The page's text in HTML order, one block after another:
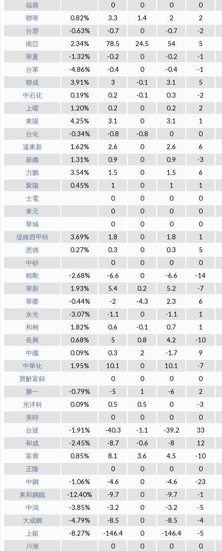
福壽 0 0 0
0
聯華
0.82% 3.3 1.4 2
2
台塑
-0.63% -0.7 0 -0.7
-2
南亞
2.34% 78.5 24.5 54
5
華夏
-1.32% -0.2 0 -0.2
-1
台苯
-4.86% -0.4 0 -0.4
-1
聯成
3.91% 3 -0.1 3.1
5
中石化
0.19% 0.2 -0.1 0.3
-2
上曜
1.20% 0.2 0 0.2
2
東陽
4.25% 3.1 0 3.1
1
台化
-0.34% -0.8 -0.8 0
0
遠東新
1.62% 2.6 0 2.6
6
新纖
1.31% 0.9 0 0.9
-3
力鵬
3.54% 1.5 0 1.5
6
聚陽
0.45% 1 0 1
1
士電
0 0 0
0
東元
0 0 0
0
華城
0 0 0
0
堤維西甲特
3.69% 1.8 0 1.8
1
恩德
0.27% 0.3 0 0.3
5
中砂
0 0 0
0
精剛
-2.68% -6.6 0 -6.6
-14
華新
1.93% 5.4 0.2 5.2
-7
華榮
-0.44% -2 -4.3 2.3
6
永光
-3.07% -1.1 0 -1.1
1
和桐
1.82% 0.6 -0.1 0.7
1
長興
0.68% 5 0.8 4.2
-10
中纖
0.09% 0.3 2 -1.7
9
中華化
1.95% 10.1 0 10.1
-7
寶齡富錦
0 0 0
0
勝一
-0.79% -5 1 -6
2
光洋科
0.09% 0.5 0.5 0
-3
美時
0 0 0
0
台玻
-1.91% -40.3 -1.1 -39.2
33
和成
-2.45% -8.7 -0.6 -8
12
富喬
0.85% 8.1 3.6 4.5
-10
正隆
0 0 0
0
中鋼
-1.06% -4.6 0 -4.6
-23
東和鋼鐵
-12.40% -9.7 0 -9.7
-1
中鴻
-3.85% -3.2 0 -3.2
-5
大成鋼
-4.79% -8.5 0 -8.5
-4
上銀
-8.27% -146.4 0 -146.4
-5
川湖
0 0 0
0